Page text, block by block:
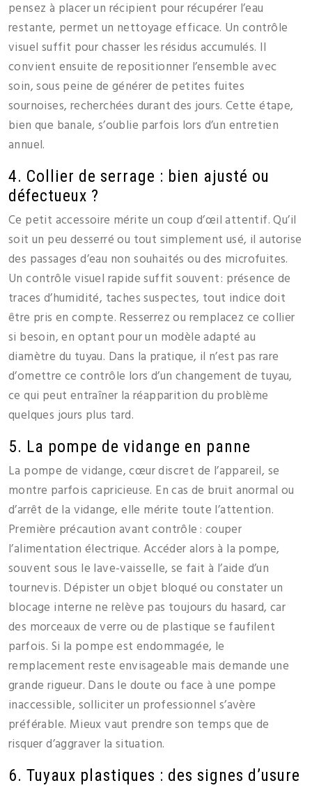
pensez à placer un récipient pour récupérer l’eau
restante, permet un nettoyage efficace. Un contrôle
visuel suffit pour chasser les résidus accumulés. Il
convient ensuite de repositionner l’ensemble avec
soin, sous peine de générer de petites fuites
sournoises, recherchées durant des jours. Cette étape,
bien que banale, s’oublie parfois lors d’un entretien
annuel.
4. Collier de serrage : bien ajusté ou
défectueux ?
Ce petit accessoire mérite un coup d’œil attentif. Qu’il
soit un peu desserré ou tout simplement usé, il autorise
des passages d’eau non souhaités ou des microfuites.
Un contrôle visuel rapide suffit souvent : présence de
traces d’humidité, taches suspectes, tout indice doit
être pris en compte. Resserrez ou remplacez ce collier
si besoin, en optant pour un modèle adapté au
diamètre du tuyau. Dans la pratique, il n’est pas rare
d’omettre ce contrôle lors d’un changement de tuyau,
ce qui peut entraîner la réapparition du problème
quelques jours plus tard.
5. La pompe de vidange en panne
La pompe de vidange, cœur discret de l’appareil, se
montre parfois capricieuse. En cas de bruit anormal ou
d’arrêt de la vidange, elle mérite toute l’attention.
Première précaution avant contrôle : couper
l’alimentation électrique. Accéder alors à la pompe,
souvent sous le lave-vaisselle, se fait à l’aide d’un
tournevis. Dépister un objet bloqué ou constater un
blocage interne ne relève pas toujours du hasard, car
des morceaux de verre ou de plastique se faufilent
parfois. Si la pompe est endommagée, le
remplacement reste envisageable mais demande une
grande rigueur. Dans le doute ou face à une pompe
inaccessible, solliciter un professionnel s’avère
préférable. Mieux vaut prendre son temps que de
risquer d’aggraver la situation.
6. Tuyaux plastiques : des signes d’usure